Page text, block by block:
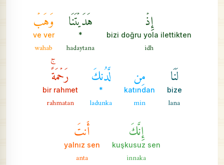
إِذۡ
bizi doğru yola ilettikten
idh
هَدَيۡتَنَا
*
hadaytana
وَهَبۡ
ve ver
wahab
لَنَا
bize
lana
مِن
katından
min
لَّدُنكَ
*
ladunka
رَحۡمَةًۚ
bir rahmet
rahmatan
إِنَّكَ
kuşkusuz sen
innaka
أَنتَ
yalnız sen
anta